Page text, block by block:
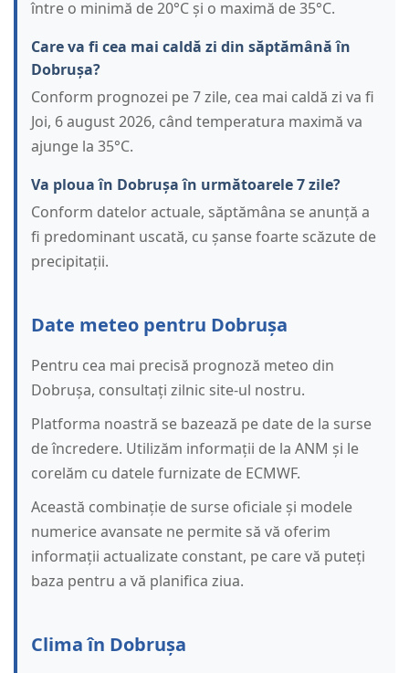
între o minimă de 20°C și o maximă de 35°C.
Care va fi cea mai caldă zi din săptămână în
Dobrușa?
Conform prognozei pe 7 zile, cea mai caldă zi va fi
Joi, 6 august 2026, când temperatura maximă va
ajunge la 35°C.
Va ploua în Dobrușa în următoarele 7 zile?
Conform datelor actuale, săptămâna se anunță a
fi predominant uscată, cu șanse foarte scăzute de
precipitații.
Date meteo pentru Dobrușa
Pentru cea mai precisă prognoză meteo din
Dobrușa, consultați zilnic site-ul nostru.
Platforma noastră se bazează pe date de la surse
de încredere. Utilizăm informații de la ANM și le
corelăm cu datele furnizate de ECMWF.
Această combinație de surse oficiale și modele
numerice avansate ne permite să vă oferim
informații actualizate constant, pe care vă puteți
baza pentru a vă planifica ziua.
Clima în Dobrușa